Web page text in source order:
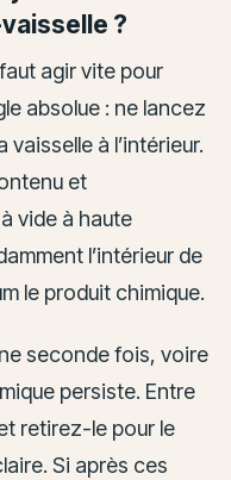
?
agir vite pour
absolue : ne lancez
à l’intérieur.
et
vide à haute
l’intérieur de
le produit chimique.
seconde fois, voire
persiste. Entre
retirez-le pour le
Si après ces